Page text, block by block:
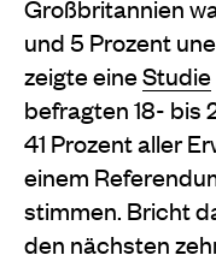
Großbritannien
und 5 Prozent
zeigte eineStudie
befragten 18- bis
41 Prozent aller
einem
stimmen. Bricht
den nächsten